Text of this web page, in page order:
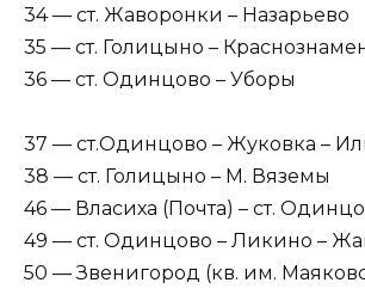
34 — ст. Жаворонки – Назарьево
35 — ст. Голицыно –
36 — ст. Одинцово – Уборы
37 — ст.Одинцово – Жуковка –
38 — ст. Голицыно – М. Вяземы
46 — Власиха (Почта) – ст.
49 — ст. Одинцово – Ликино –
50 — Звенигород (кв. им.